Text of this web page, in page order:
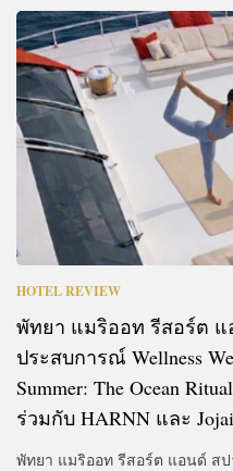
HOTEL REVIEW
พัทยา แมริออท รีสอร์ต แ
ประสบการณ์ Wellness
Summer: The Ocean
ร่วมกับ HARNN และ
พัทยา แมริออท รีสอร์ต แอนด์ สปา